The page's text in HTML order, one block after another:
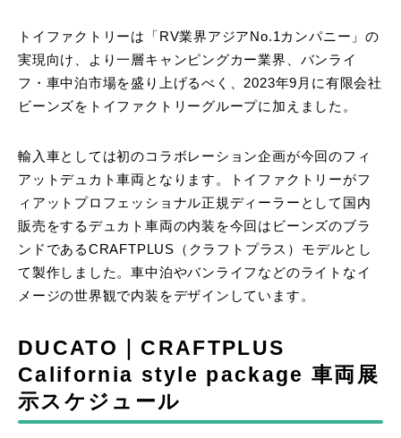
トイファクトリーは「RV業界アジアNo.1カンパニー」の
実現向け、より一層キャンピングカー業界、バンライ
フ・車中泊市場を盛り上げるべく、2023年9月に有限会社
ビーンズをトイファクトリーグループに加えました。
輸入車としては初のコラボレーション企画が今回のフィ
アットデュカト車両となります。トイファクトリーがフ
ィアットプロフェッショナル正規ディーラーとして国内
販売をするデュカト車両の内装を今回はビーンズのブラ
ンドであるCRAFTPLUS（クラフトプラス）モデルとし
て製作しました。車中泊やバンライフなどのライトなイ
メージの世界観で内装をデザインしています。
DUCATO｜CRAFTPLUS
California style package 車両展
示スケジュール